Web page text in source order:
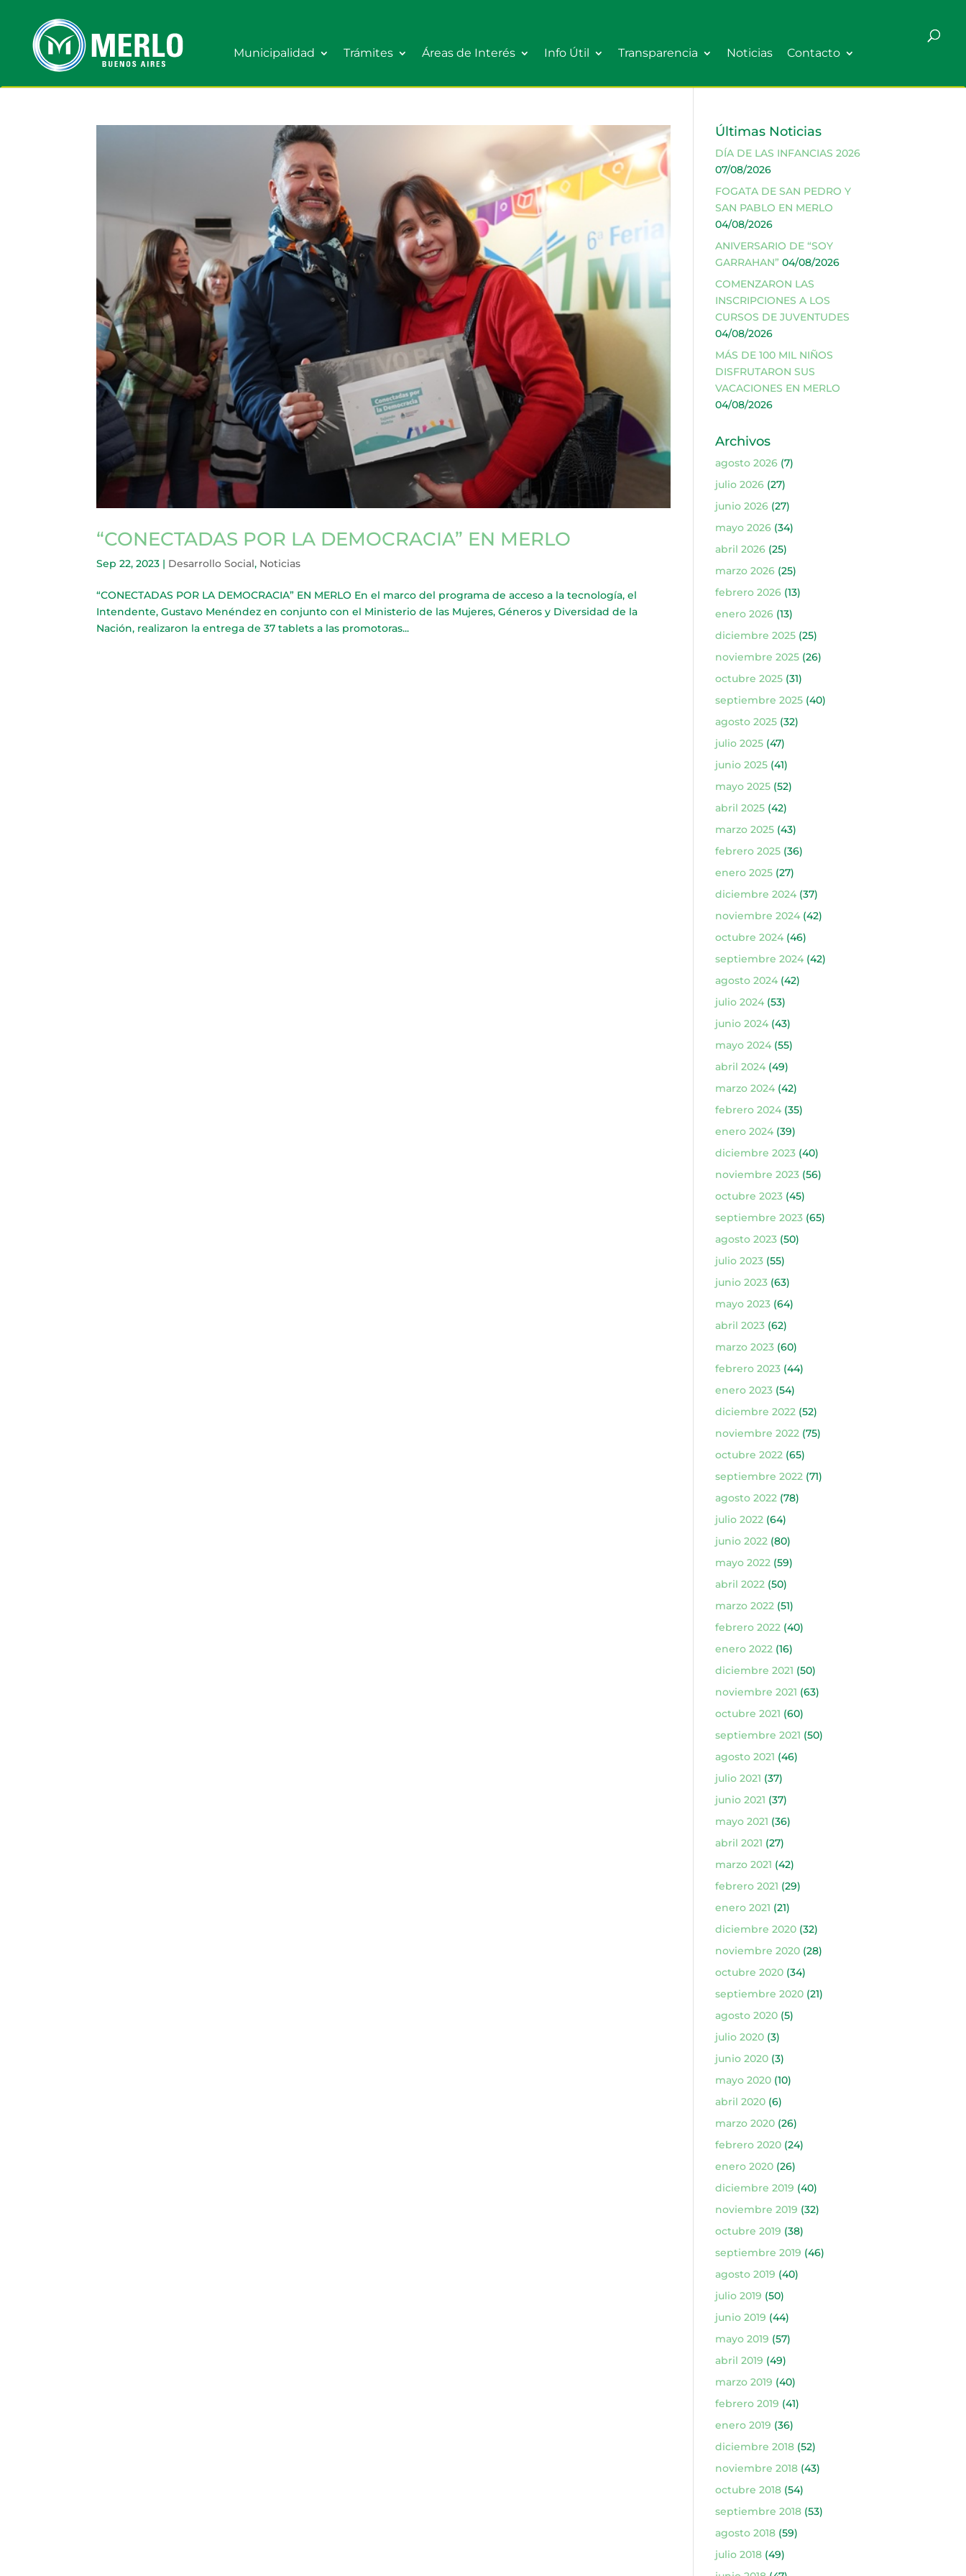
Municipalidad Trámites Áreas de Interés Info Útil Transparencia Noticias Contacto
“CONECTADAS POR LA DEMOCRACIA” EN MERLO
Sep 22, 2023 | Desarrollo Social, Noticias
“CONECTADAS POR LA DEMOCRACIA” EN MERLO En el marco del programa de acceso a la tecnología, el
Intendente, Gustavo Menéndez en conjunto con el Ministerio de las Mujeres, Géneros y Diversidad de la
Nación, realizaron la entrega de 37 tablets a las promotoras...
Últimas Noticias
DÍA DE LAS INFANCIAS 2026
07/08/2026
FOGATA DE SAN PEDRO Y
SAN PABLO EN MERLO
04/08/2026
ANIVERSARIO DE “SOY
GARRAHAN” 04/08/2026
COMENZARON LAS
INSCRIPCIONES A LOS
CURSOS DE JUVENTUDES
04/08/2026
MÁS DE 100 MIL NIÑOS
DISFRUTARON SUS
VACACIONES EN MERLO
04/08/2026
Archivos
agosto 2026(7)
julio 2026(27)
junio 2026(27)
mayo 2026(34)
abril 2026(25)
marzo 2026(25)
febrero 2026(13)
enero 2026(13)
diciembre 2025(25)
noviembre 2025(26)
octubre 2025(31)
septiembre 2025(40)
agosto 2025(32)
julio 2025(47)
junio 2025(41)
mayo 2025(52)
abril 2025(42)
marzo 2025(43)
febrero 2025(36)
enero 2025(27)
diciembre 2024(37)
noviembre 2024(42)
octubre 2024(46)
septiembre 2024(42)
agosto 2024(42)
julio 2024(53)
junio 2024(43)
mayo 2024(55)
abril 2024(49)
marzo 2024(42)
febrero 2024(35)
enero 2024(39)
diciembre 2023(40)
noviembre 2023(56)
octubre 2023(45)
septiembre 2023(65)
agosto 2023(50)
julio 2023(55)
junio 2023(63)
mayo 2023(64)
abril 2023(62)
marzo 2023(60)
febrero 2023(44)
enero 2023(54)
diciembre 2022(52)
noviembre 2022(75)
octubre 2022(65)
septiembre 2022(71)
agosto 2022(78)
julio 2022(64)
junio 2022(80)
mayo 2022(59)
abril 2022(50)
marzo 2022(51)
febrero 2022(40)
enero 2022(16)
diciembre 2021 (50)
noviembre 2021 (63)
octubre 2021 (60)
septiembre 2021 (50)
agosto 2021 (46)
julio 2021 (37)
junio 2021 (37)
mayo 2021 (36)
abril 2021 (27)
marzo 2021 (42)
febrero 2021 (29)
enero 2021 (21)
diciembre 2020(32)
noviembre 2020(28)
octubre 2020(34)
septiembre 2020(21)
agosto 2020(5)
julio 2020(3)
junio 2020(3)
mayo 2020(10)
abril 2020(6)
marzo 2020(26)
febrero 2020(24)
enero 2020(26)
diciembre 2019 (40)
noviembre 2019 (32)
octubre 2019 (38)
septiembre 2019 (46)
agosto 2019 (40)
julio 2019 (50)
junio 2019 (44)
mayo 2019 (57)
abril 2019 (49)
marzo 2019 (40)
febrero 2019 (41)
enero 2019 (36)
diciembre 2018(52)
noviembre 2018(43)
octubre 2018(54)
septiembre 2018(53)
agosto 2018(59)
julio 2018(49)